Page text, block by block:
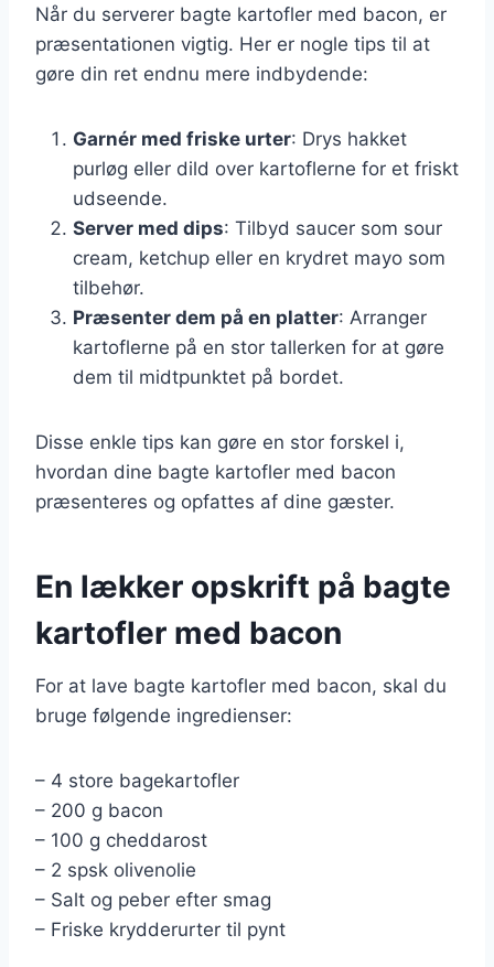
Når du serverer bagte kartofler med bacon, er
præsentationen vigtig. Her er nogle tips til at
gøre din ret endnu mere indbydende:
Garnér med friske urter: Drys hakket
purløg eller dild over kartoflerne for et friskt
udseende.
Server med dips: Tilbyd saucer som sour
cream, ketchup eller en krydret mayo som
tilbehør.
Præsenter dem på en platter: Arranger
kartoflerne på en stor tallerken for at gøre
dem til midtpunktet på bordet.
Disse enkle tips kan gøre en stor forskel i,
hvordan dine bagte kartofler med bacon
præsenteres og opfattes af dine gæster.
En lækker opskrift på bagte
kartofler med bacon
For at lave bagte kartofler med bacon, skal du
bruge følgende ingredienser:
– 4 store bagekartofler
– 200 g bacon
– 100 g cheddarost
– 2 spsk olivenolie
– Salt og peber efter smag
– Friske krydderurter til pynt